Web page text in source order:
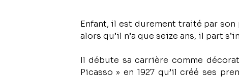
Enfant, il est durement traité par son
alors qu’il n’a que seize ans, il part
Il débute sa carrière comme
Picasso » en 1927 qu’il créé ses